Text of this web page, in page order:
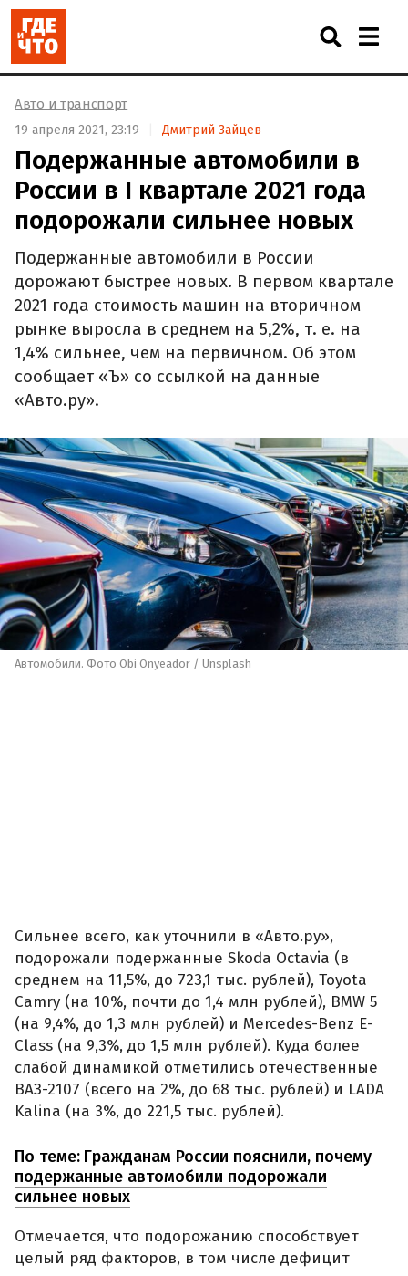
Авто и транспорт
19 апреля 2021, 23:19 Дмитрий Зайцев
Подержанные автомобили в
России в I квартале 2021 года
подорожали сильнее новых
Подержанные автомобили в России
дорожают быстрее новых. В первом квартале
2021 года стоимость машин на вторичном
рынке выросла в среднем на 5,2%, т. е. на
1,4% сильнее, чем на первичном. Об этом
сообщает «Ъ» со ссылкой на данные
«Авто.ру».
Автомобили. Фото Obi Onyeador / Unsplash
Сильнее всего, как уточнили в «Авто.ру»,
подорожали подержанные Skoda Octavia (в
среднем на 11,5%, до 723,1 тыс. рублей), Toyota
Camry (на 10%, почти до 1,4 млн рублей), BMW 5
(на 9,4%, до 1,3 млн рублей) и Mercedes-Benz E-
Class (на 9,3%, до 1,5 млн рублей). Куда более
слабой динамикой отметились отечественные
ВАЗ-2107 (всего на 2%, до 68 тыс. рублей) и LADA
Kalina (на 3%, до 221,5 тыс. рублей).
По теме: Гражданам России пояснили, почему
подержанные автомобили подорожали
сильнее новых
Отмечается, что подорожанию способствует
целый ряд факторов, в том числе дефицит